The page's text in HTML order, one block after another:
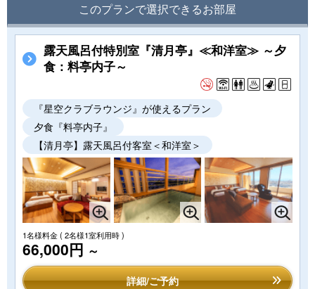
このプランで選択できるお部屋
露天風呂付特別室『清月亭』≪和洋室≫ ～夕
食：料亭内子～
『星空クラブラウンジ』が使えるプラン
夕食『料亭内子』
【清月亭】露天風呂付客室＜和洋室＞
1名様料金( 2名様1室利用時 )
66,000円 ～
詳細/ご予約